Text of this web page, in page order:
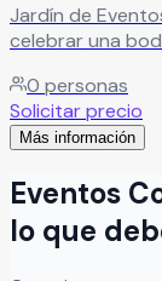
Jardín de
celebrar una
adecuada
perfecto para
estilo.Leer más
0 personas
Solicitar precio
Más información
Eventos
lo que